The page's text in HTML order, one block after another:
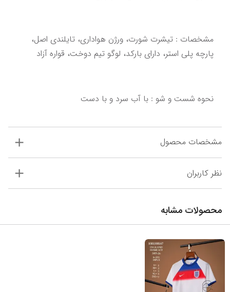
‌پارچه پلی استر، دارای بارکد، لوگو تیم دوخت‌‌‌،‌ قواره آزاد‌‌
نحوه شست و شو : با آب سرد و با دست
مشخصات محصول
نظر کاربران
محصولات مشابه